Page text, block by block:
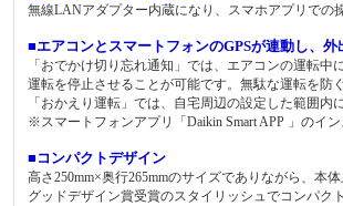
無線LANアダプター内蔵になり、スマホアプリでの
■エアコンとスマートフォンのGPSが連動し、
「おでかけ切り忘れ通知」では、エアコンの運転
運転を停止させることが可能です。無駄な運転を防
「おかえり運転」では、自宅周辺の設定した範囲
※スマートフォンアプリ「Daikin Smart APP 」のイ
■コンパクトデザイン
高さ250mm×奥行265mmのサイズでありながら、本
グッドデザイン賞受賞のスタイリッシュでコンパク